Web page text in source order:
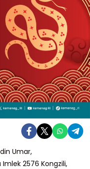
Umar,
2576 Kongzili,